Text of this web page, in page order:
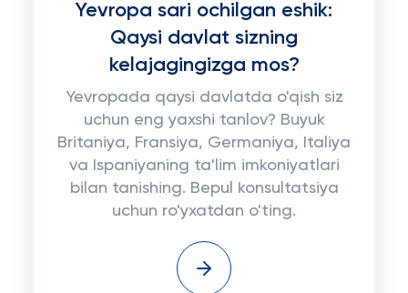
Yevropa sari ochilgan eshik:
Qaysi davlat sizning
kelajagingizga mos?
Yevropada qaysi davlatda o'qish siz
uchun eng yaxshi tanlov? Buyuk
Britaniya, Fransiya, Germaniya, Italiya
va Ispaniyaning ta'lim imkoniyatlari
bilan tanishing. Bepul konsultatsiya
uchun ro'yxatdan o'ting.